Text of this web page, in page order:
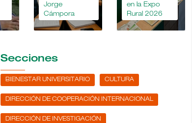
Jorge
Cámpora
en la Expo
Rural 2026
Secciones
BIENESTAR UNIVERSITARIO CULTURA
DIRECCIÓN DE COOPERACIÓN INTERNACIONAL
DIRECCIÓN DE INVESTIGACIÓN